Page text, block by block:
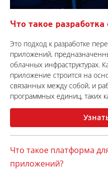
Что такое
Это подход к разработке
приложений,
облачных инфраструктурах.
приложение строится на
связанных между собой, и
программных единиц, таких
Что такое платформа
приложений?